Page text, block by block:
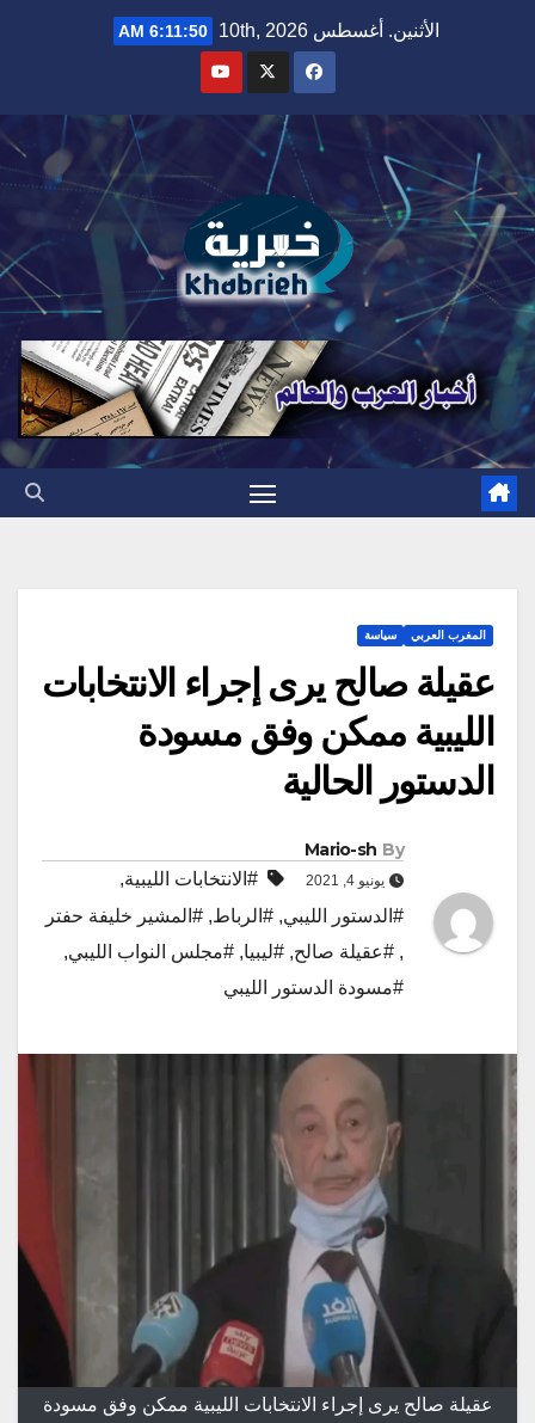
الأثنين. أغسطس 10th, 2026 6:11:51 AM
المغرب العربي سياسة
عقيلة صالح يرى إجراء الانتخابات
الليبية ممكن وفق مسودة
الدستور الحالية
By
Mario-sh
يونيو 4, 2021 #الانتخابات الليبية,
#الدستور الليبي, #الرباط, #المشير خليفة حفتر
, #عقيلة صالح, #ليبيا, #مجلس النواب الليبي,
#مسودة الدستور الليبي
عقيلة صالح يرى إجراء الانتخابات الليبية ممكن وفق مسودة